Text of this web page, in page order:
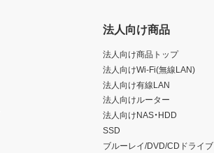
法人向け商品
法人向け商品トップ
法人向けWi-Fi(無線LAN)
法人向け有線LAN
法人向けルーター
法人向けNAS・HDD
SSD
ブルーレイ/DVD/CDドライブ